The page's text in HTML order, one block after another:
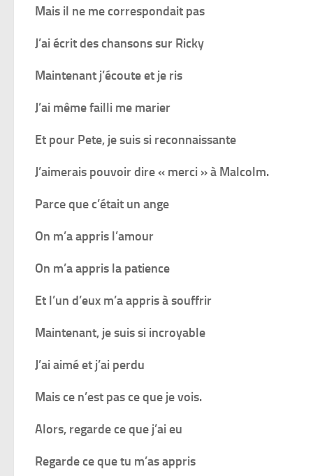
Mais il ne me correspondait pas
J’ai écrit des chansons sur Ricky
Maintenant j’écoute et je ris
J’ai même failli me marier
Et pour Pete, je suis si reconnaissante
J’aimerais pouvoir dire « merci » à Malcolm.
Parce que c’était un ange
On m’a appris l’amour
On m’a appris la patience
Et l’un d’eux m’a appris à souffrir
Maintenant, je suis si incroyable
J’ai aimé et j’ai perdu
Mais ce n’est pas ce que je vois.
Alors, regarde ce que j’ai eu
Regarde ce que tu m’as appris